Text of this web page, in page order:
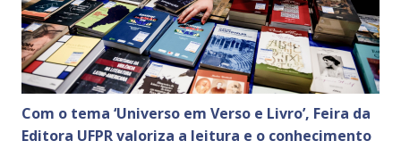
Com o tema ‘Universo em Verso e Livro’, Feira da
Editora UFPR valoriza a leitura e o conhecimento